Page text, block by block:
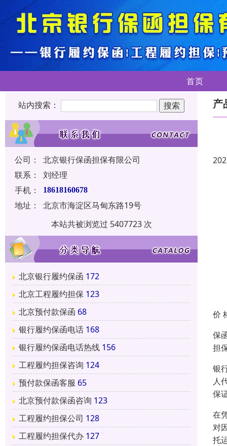
首页
站内搜索：
公司：
北京银行保函担保有限公司
联系：
刘经理
手机：
18618160678
地址：
北京市海淀区马甸东路19号
本站共被浏览过 5407723 次
北京银行履约保函 172
北京工程履约担保 123
北京预付款保函 68
银行履约保函电话 168
银行履约保函电话热线 156
工程履约担保咨询 124
预付款保函客服 65
北京预付款保函咨询 123
工程履约担保公司 128
工程履约担保代办 127
产
价
保
担
银
人
保
在
对
托